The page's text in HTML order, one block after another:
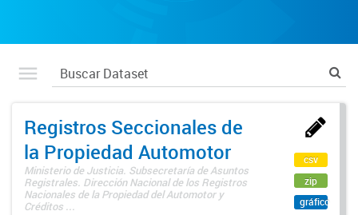
Registros Seccionales de
la Propiedad Automotor
Ministerio de Justicia. Subsecretaría de Asuntos
Registrales. Dirección Nacional de los Registros
Nacionales de la Propiedad del Automotor y
Créditos ...
csv
zip
gráfico